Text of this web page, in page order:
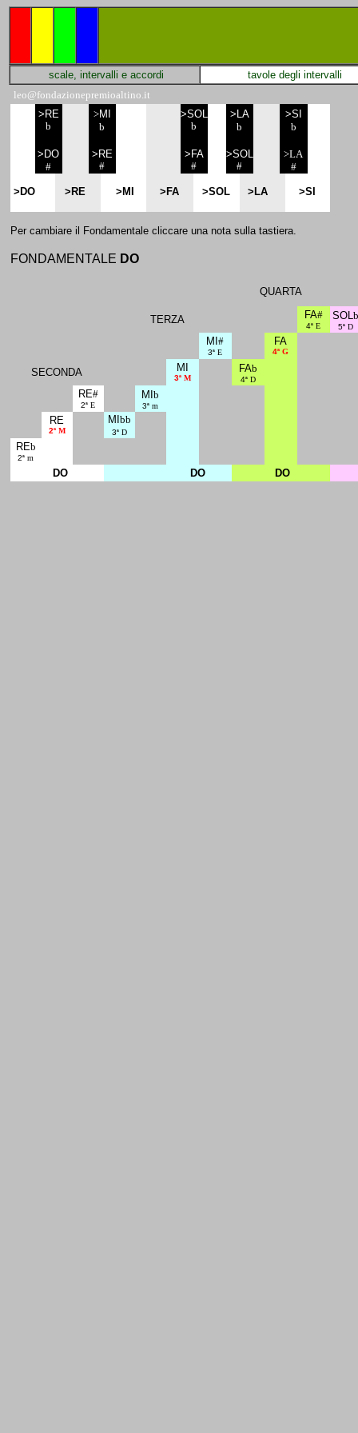
scale, intervalli e accordi
tavole degli intervalli
leo@fondazionepremioaltino.it
>RE
b
>MI
b
>SOL
b
>LA
b
>SI
b
>DO
#
>RE
#
>FA
#
>SOL
#
>LA
#
>DO >RE >MI >FA >SOL >LA >SI
Per cambiare il Fondamentale cliccare una nota sulla tastiera.
FONDAMENTALE DO
QUARTA
TERZA FA#
4ª E
SOLb
5ª D
MI #
3ª E
FA
4ª G
SECONDA MI
3ª M
FAb
4ª D
RE#
2ª E
MI b
3ª m
RE
2ª M
MI bb
3ª D
REb
2ª m
DO DO DO